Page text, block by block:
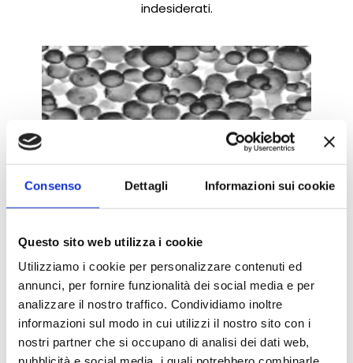
Consenso Dettagli Informazioni sui cookie
Questo sito web utilizza i cookie
Utilizziamo i cookie per personalizzare contenuti ed
annunci, per fornire funzionalità dei social media e per
analizzare il nostro traffico. Condividiamo inoltre
informazioni sul modo in cui utilizzi il nostro sito con i
nostri partner che si occupano di analisi dei dati web,
indesiderati.
MICRONIZZAZIONE
La micronizzazione con CO2 si può effettuare con
processi supercritici e quasi supercritici per ottenere
il micronizzato da materie prime oleose, con
particolati a partire da pochi nanometri a decine di
micrometri.